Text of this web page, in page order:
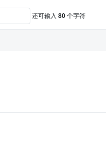
还可输入 80 个字符